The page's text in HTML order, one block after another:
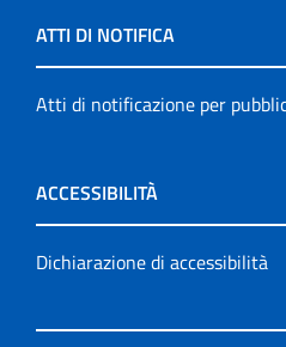
ATTI DI NOTIFICA
Atti di notificazione per
ACCESSIBILITÀ
Dichiarazione di accessibilità